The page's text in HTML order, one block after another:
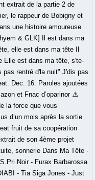
extrait de la partie 2 de
le rappeur de Bobigny et
une histoire amoureuse
& GLK] Il est dans ma
elle est dans ma tête Il
Elle est dans ma tête, s'te-
rentré d'la nuit" J'dis pas
Dec. 16. Paroles ajoutées
et Fnac d’oparinor ⚠️
la force que vous
d’un mois après la sortie
fruit de sa coopération
de son 4ème projet
sonnerie Dans Ma Tête -
Noir - Furax Barbarossa
- Tia Siga Jones - Just